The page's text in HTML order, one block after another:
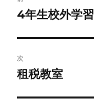
稿
ビ
ゲ
ー
前
投
稿:
4年生校外学習
次
次
投
租税教室